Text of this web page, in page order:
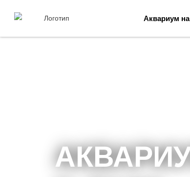
Аквариум на